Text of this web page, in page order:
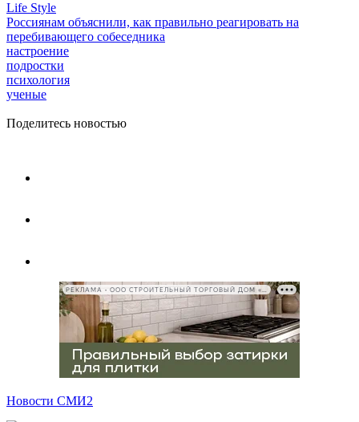
Life Style
Россиянам объяснили, как правильно реагировать на
перебивающего собеседника
настроение
подростки
психология
ученые
Поделитесь новостью
РЕКЛАМА • ООО СТРОИТЕЛЬНЫЙ ТОРГОВЫЙ ДОМ «ПЕТРОВИЧ», ИНН 7802348846
Новости СМИ2